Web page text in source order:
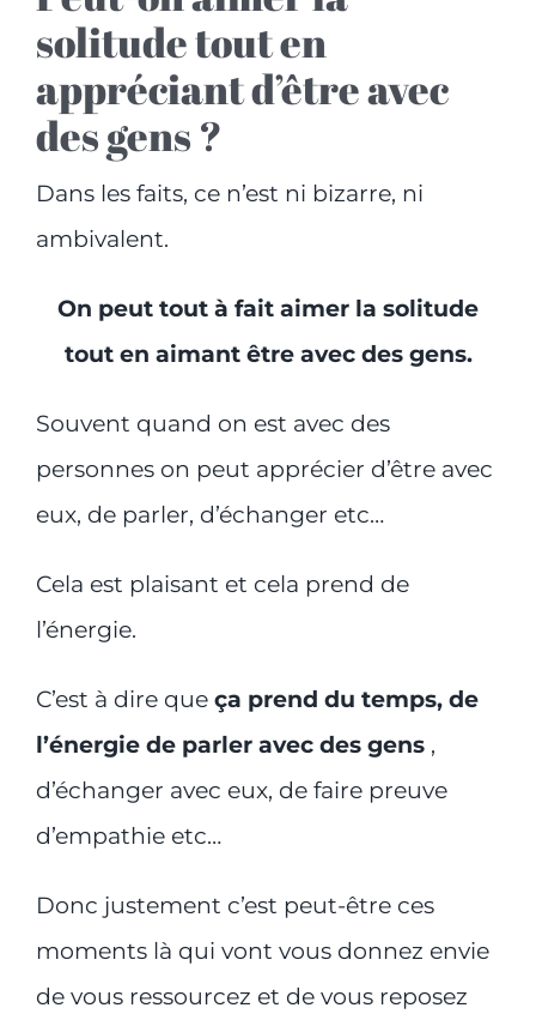
solitude tout en
appréciant d’être avec
des gens ?
Dans les faits, ce n’est ni bizarre, ni
ambivalent.
On peut tout à fait aimer la solitude
tout en aimant être avec des gens.
Souvent quand on est avec des
personnes on peut apprécier d’être avec
eux, de parler, d’échanger etc…
Cela est plaisant et cela prend de
l’énergie.
C’est à dire que ça prend du temps, de
l’énergie de parler avec des gens,
d’échanger avec eux, de faire preuve
d’empathie etc…
Donc justement c’est peut-être ces
moments là qui vont vous donnez envie
de vous ressourcez et de vous reposez